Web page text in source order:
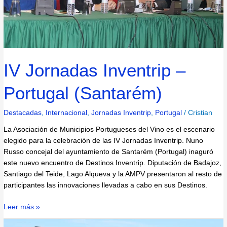
IV Jornadas Inventrip –
Portugal (Santarém)
Destacadas Internacional ,Jornadas Inventrip Portugal /Cristian
La Asociación de Municipios Portugueses del Vino es el escenario
elegido para la celebración de las IV Jornadas Inventrip. Nuno
Russo concejal del ayuntamiento de Santarém (Portugal) inaguró
este nuevo encuentro de Destinos Inventrip. Diputación de Badajoz,
Santiago del Teide, Lago Alqueva y la AMPV presentaron al resto de
participantes las innovaciones llevadas a cabo en sus Destinos.
Leer más »